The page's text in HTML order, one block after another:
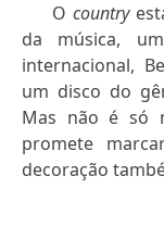
Ocountry
da música,
internacional,
um disco do
Mas não é só
promete
decoração